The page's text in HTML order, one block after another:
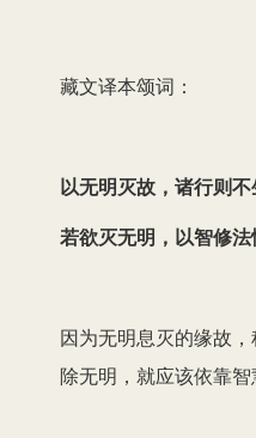
藏文译本颂词：
以无明灭故，诸行则不
若欲灭无明，以智修法
因为无明息灭的缘故
除无明，就应该依靠智